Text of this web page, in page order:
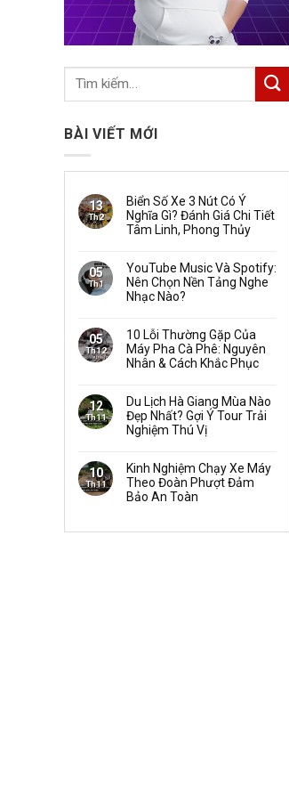
BÀI VIẾT MỚI
13
Th2
Biển Số Xe 3 Nút Có Ý
Nghĩa Gì? Đánh Giá Chi Tiết
Tâm Linh, Phong Thủy
05
Th1
YouTube Music Và Spotify:
Nên Chọn Nền Tảng Nghe
Nhạc Nào?
05
Th12
10 Lỗi Thường Gặp Của
Máy Pha Cà Phê: Nguyên
Nhân & Cách Khắc Phục
12
Th11
Du Lịch Hà Giang Mùa Nào
Đẹp Nhất? Gợi Ý Tour Trải
Nghiệm Thú Vị
10
Th11
Kinh Nghiệm Chạy Xe Máy
Theo Đoàn Phượt Đảm
Bảo An Toàn